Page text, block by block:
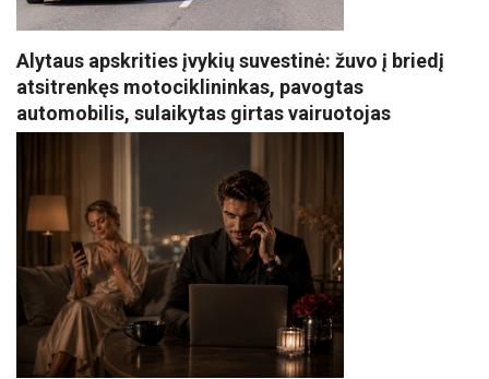
Alytaus apskrities įvykių suvestinė: žuvo į briedį
atsitrenkęs motociklininkas, pavogtas
automobilis, sulaikytas girtas vairuotojas